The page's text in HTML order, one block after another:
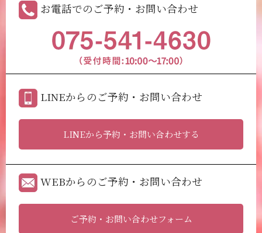
お電話でのご予約・お問い合わせ
LINEからのご予約・お問い合わせ
LINEから予約・お問い合わせする
WEBからのご予約・お問い合わせ
ご予約・お問い合わせフォーム